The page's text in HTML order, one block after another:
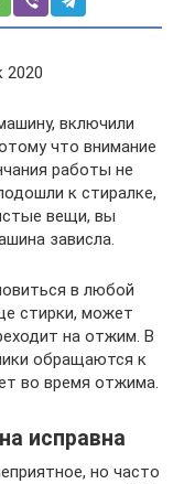
2020
включили
что внимание
работы не
к стиралке,
вещи, вы
зависла.
в любой
стирки, может
на отжим. В
обращаются к
во время отжима.
исправна
но часто